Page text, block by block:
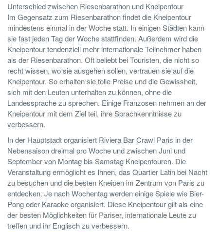
Unterschied zwischen Riesenbarathon und Kneipentour
Im Gegensatz zum Riesenbarathon findet die Kneipentour
mindestens einmal in der Woche statt. In einigen Städten kann
sie fast jeden Tag der Woche stattfinden. Außerdem wird die
Kneipentour tendenziell mehr internationale Teilnehmer haben
als der Riesenbarathon. Oft beliebt bei Touristen, die nicht so
recht wissen, wo sie ausgehen sollen, vertrauen sie auf die
Kneipentour. So erhalten sie tolle Preise und die Gewissheit,
sich mit den Leuten unterhalten zu können, ohne die
Landessprache zu sprechen. Einige Franzosen nehmen an der
Kneipentour mit dem Ziel teil, ihre Sprachkenntnisse zu
verbessern.
In der Hauptstadt organisiert Riviera Bar Crawl Paris in der
Nebensaison dreimal pro Woche und zwischen Juni und
September von Montag bis Samstag Kneipentouren. Die
Veranstaltung ermöglicht es Ihnen, das Quartier Latin bei Nacht
zu besuchen und die besten Kneipen im Zentrum von Paris zu
entdecken. Je nach Wochentag werden einige Spiele wie Bier-
Pong oder Karaoke organisiert. Diese Kneipentour gilt als eine
der besten Möglichkeiten für Pariser, internationale Leute zu
treffen und ihr Englisch zu verbessern.